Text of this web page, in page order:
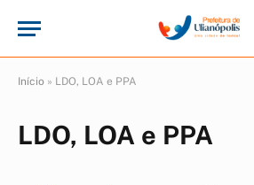
Início » LDO, LOA e PPA
LDO, LOA e PPA